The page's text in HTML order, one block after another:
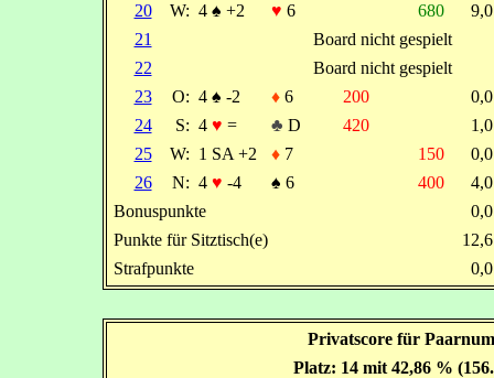
20
W: 4 ♠ +2 ♥ 6 680
21
Board nicht gespielt
22
Board nicht gespielt
23
O: 4 ♠ -2 ♦6 200
24
S: 4 ♥ = ♣ D 420
25
W: 1 SA +2 ♦7 150
26
N: 4 ♥ -4 ♠ 6 400
Bonuspunkte
Punkte für Sitztisch(e)
Strafpunkte
Privatscore für
Platz: 14 mit 42,86 %